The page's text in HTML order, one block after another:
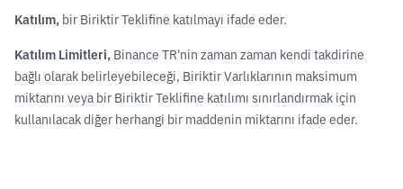
Katılım, bir Biriktir Teklifine katılmayı ifade eder.
Katılım Limitleri, Binance TR'nin zaman zaman kendi takdirine
bağlı olarak belirleyebileceği, Biriktir Varlıklarının maksimum
miktarını veya bir Biriktir Teklifine katılımı sınırlandırmak için
kullanılacak diğer herhangi bir maddenin miktarını ifade eder.